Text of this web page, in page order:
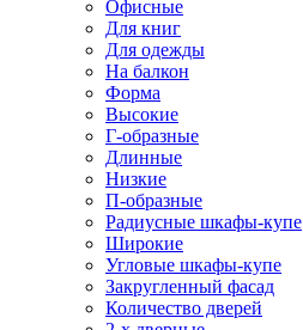
Офисные
Для книг
Для одежды
На балкон
Форма
Высокие
Г-образные
Длинные
Низкие
П-образные
Радиусные шкафы-купе
Широкие
Угловые шкафы-купе
Закругленный фасад
Количество дверей